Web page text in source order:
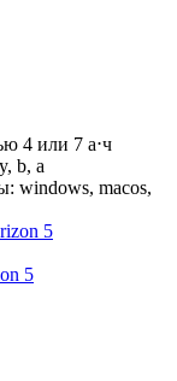
4 или 7 а⋅ч
b, a
windows, macos,
5